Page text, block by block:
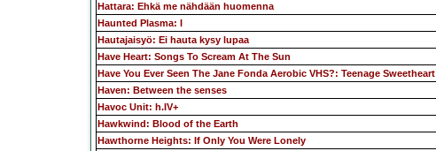
Hattara: Ehkä me nähdään huomenna
Haunted Plasma: I
Hautajaisyö: Ei hauta kysy lupaa
Have Heart: Songs To Scream At The Sun
Have You Ever Seen The Jane Fonda Aerobic VHS?: Teenage Sweetheart
Haven: Between the senses
Havoc Unit: h.IV+
Hawkwind: Blood of the Earth
Hawthorne Heights: If Only You Were Lonely